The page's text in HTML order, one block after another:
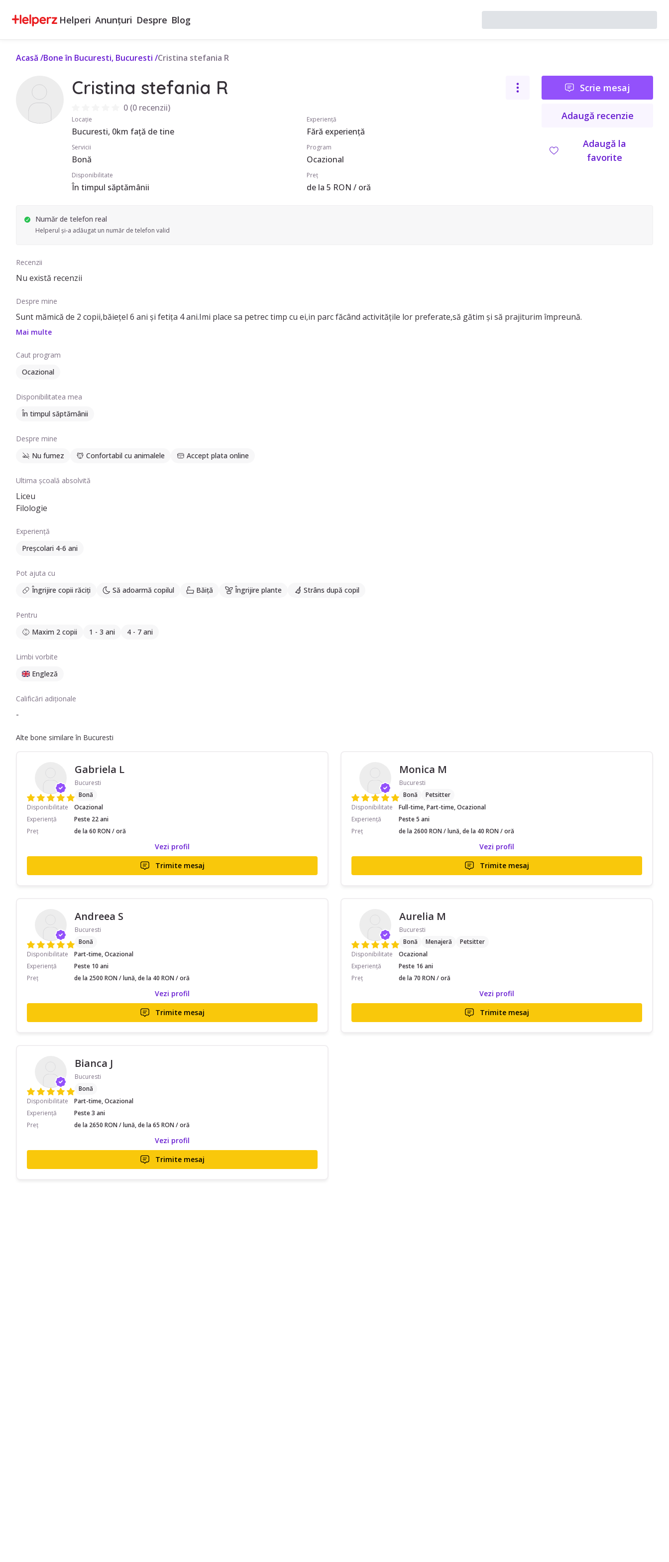
Helperi Anunțuri Despre Blog
Acasă /Bone în Bucuresti, Bucuresti /Cristina stefania R
Cristina stefania R
0(0 recenzii)
Locație
Bucuresti, 0km față de tine
Experiență
Fără experiență
Servicii
Bonă
Program
Ocazional
Disponibilitate
În timpul săptămânii
Preț
de la 5 RON / oră
Scrie mesaj
Adaugă recenzie
Adaugă la
favorite
Număr de telefon real
Helperul și-a adăugat un număr de telefon valid
Recenzii
Nu există recenzii
Despre mine
Sunt mămică de 2 copii,băiețel 6 ani și fetița 4 ani.Imi place sa petrec timp cu ei,in parc făcând activitățile lor preferate,să gătim și să prajiturim împreună.
Mai multe
Caut program
Ocazional
Disponibilitatea mea
În timpul săptămânii
Despre mine
Nu fumez
Confortabil cu animalele Accept plata online
Ultima școală absolvită
Liceu
Filologie
Experiență
Preșcolari 4-6 ani
Pot ajuta cu
Îngrijire copii răciți
Să adoarmă copilul Băiță Îngrijire plante Strâns după copil
Pentru
Maxim 2 copii
1 - 3 ani 4 - 7 ani
Limbi vorbite
Engleză
Calificări adiționale
-
Alte bone similare în Bucuresti
Gabriela L
Bucuresti
Bonă
Disponibilitate
Ocazional
Experiență
Peste 22 ani
Preț
de la 60 RON / oră
Vezi profil
Trimite mesaj
Monica M
Bucuresti
Bonă
Petsitter
Disponibilitate
Full-time, Part-time, Ocazional
Experiență
Peste 5 ani
Preț
de la 2600 RON / lună, de la 40 RON / oră
Vezi profil
Trimite mesaj
Andreea S
Bucuresti
Bonă
Disponibilitate
Part-time, Ocazional
Experiență
Peste 10 ani
Preț
de la 2500 RON / lună, de la 40 RON / oră
Vezi profil
Trimite mesaj
Aurelia M
Bucuresti
Bonă
Menajeră
Petsitter
Disponibilitate
Ocazional
Experiență
Peste 16 ani
Preț
de la 70 RON / oră
Vezi profil
Trimite mesaj
Bianca J
Bucuresti
Bonă
Disponibilitate
Part-time, Ocazional
Experiență
Peste 3 ani
Preț
de la 2650 RON / lună, de la 65 RON / oră
Vezi profil
Trimite mesaj